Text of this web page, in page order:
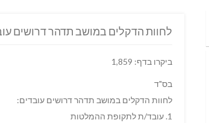
לחוות הדקלים במושב תדהר דרושים
ביקרו בדף: 1,859
בס"ד
לחוות הדקלים במושב תדהר דרושים עובדים:
1. עובד/ת לתקופת ההמלטות